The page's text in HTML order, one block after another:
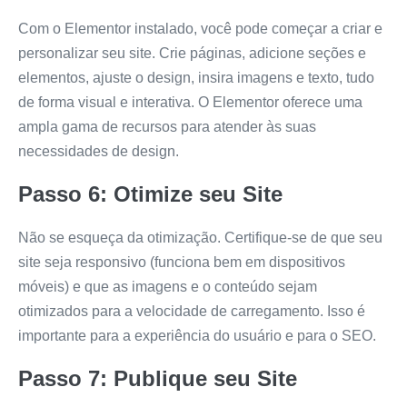
Com o Elementor instalado, você pode começar a criar e
personalizar seu site. Crie páginas, adicione seções e
elementos, ajuste o design, insira imagens e texto, tudo
de forma visual e interativa. O Elementor oferece uma
ampla gama de recursos para atender às suas
necessidades de design.
Passo 6: Otimize seu Site
Não se esqueça da otimização. Certifique-se de que seu
site seja responsivo (funciona bem em dispositivos
móveis) e que as imagens e o conteúdo sejam
otimizados para a velocidade de carregamento. Isso é
importante para a experiência do usuário e para o SEO.
Passo 7: Publique seu Site